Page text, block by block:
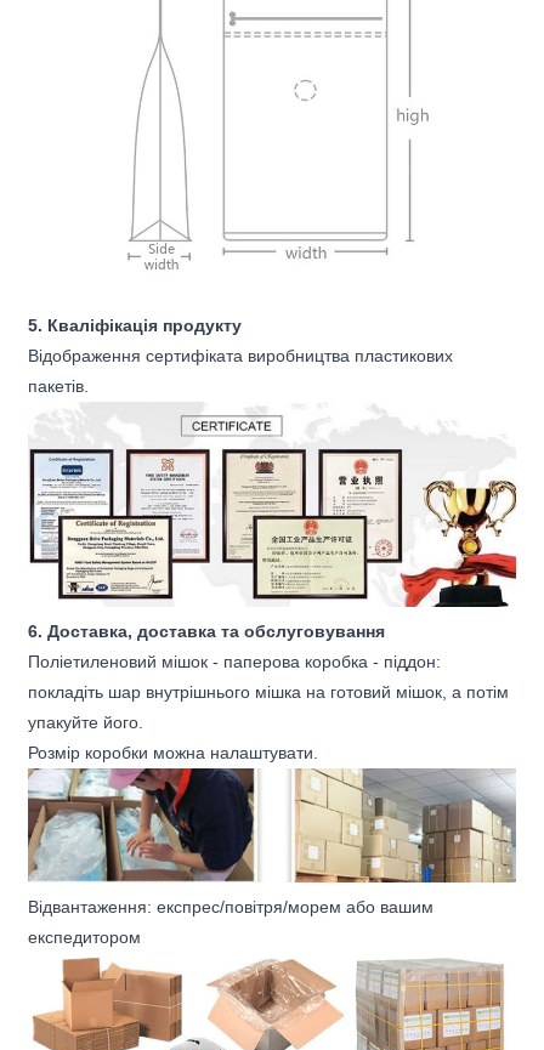
5. Кваліфікація продукту
Відображення сертифіката виробництва пластикових
пакетів.
6. Доставка, доставка та обслуговування
Поліетиленовий мішок - паперова коробка - піддон:
покладіть шар внутрішнього мішка на готовий мішок, а потім
упакуйте його.
Розмір коробки можна налаштувати.
Відвантаження: експрес/повітря/морем або вашим
експедитором